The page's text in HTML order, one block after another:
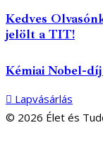
Kedves
jelölt a TIT!
Kémiai Nobel-
Lapvásárlás
© 2026 Élet és